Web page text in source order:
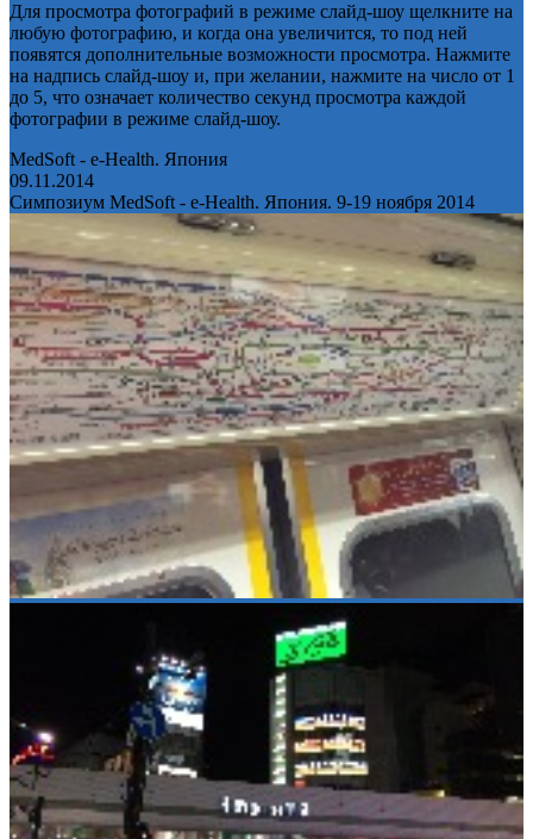
Для просмотра фотографий в режиме слайд-шоу щелкните на
любую фотографию, и когда она увеличится, то под ней
появятся дополнительные возможности просмотра. Нажмите
на надпись слайд-шоу и, при желании, нажмите на число от 1
до 5, что означает количество секунд просмотра каждой
фотографии в режиме слайд-шоу.
MedSoft - e-Health. Япония
09.11.2014
Симпозиум MedSoft - e-Health. Япония. 9-19 ноября 2014